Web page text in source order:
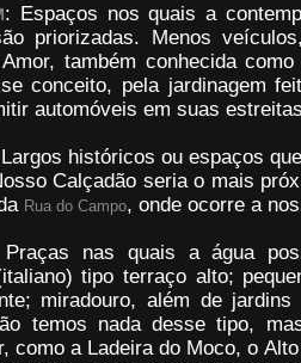
: Espaços nos quais a
priorizadas. Menos
também conhecida
conceito, pela jardinagem
automóveis em suas
históricos ou espaços
Calçadão seria o mais
Rua do Campo, onde ocorre a
nas quais a água
tipo terraço alto;
miradouro, além de
temos nada desse tipo,
como a Ladeira do Moco, o